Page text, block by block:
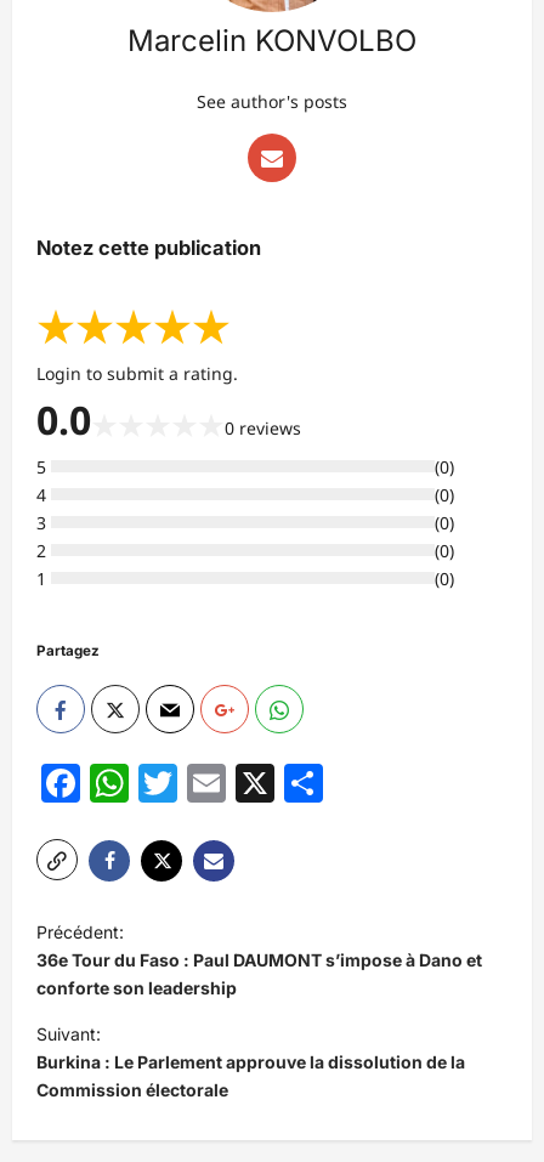
Marcelin KONVOLBO
See author's posts
Notez cette publication
★★★★★
Login to submit a rating.
0.0 0 reviews
5
(0)
4
(0)
3
(0)
2
(0)
1
(0)
Partagez
Facebook
WhatsApp
Twitter
Email
X
N
a
v
i
g
a
t
Précédent:
36e Tour du Faso : Paul DAUMONT s’impose à Dano et
conforte son leadership
Suivant:
Burkina : Le Parlement approuve la dissolution de la
Commission électorale